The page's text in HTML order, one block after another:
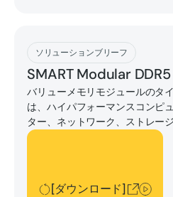
ソリューションブリーフ
SMART Modular
バリューメモリモジュールのタ
は、ハイパフォーマンスコンピ
ター、ネットワーク、ストレー
ューティングアプリケーション
[ダウンロード]
[ダウンロード]
[ダウンロード]